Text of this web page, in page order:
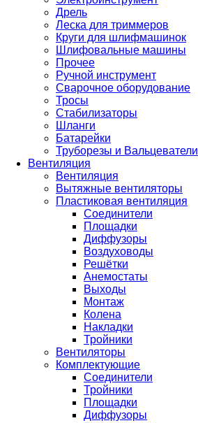
Дрель
Леска для триммеров
Круги для шлифмашинок
Шлифовальные машины
Прочее
Ручной инструмент
Сварочное оборудование
Тросы
Стабилизаторы
Шланги
Батарейки
Труборезы и Вальцеватели
Вентиляция
Вентиляция
Вытяжные вентиляторы
Пластиковая вентиляция
Соединители
Площадки
Диффузоры
Воздуховоды
Решётки
Анемостаты
Выходы
Монтаж
Колена
Накладки
Тройники
Вентиляторы
Комплектующие
Соединители
Тройники
Площадки
Диффузоры